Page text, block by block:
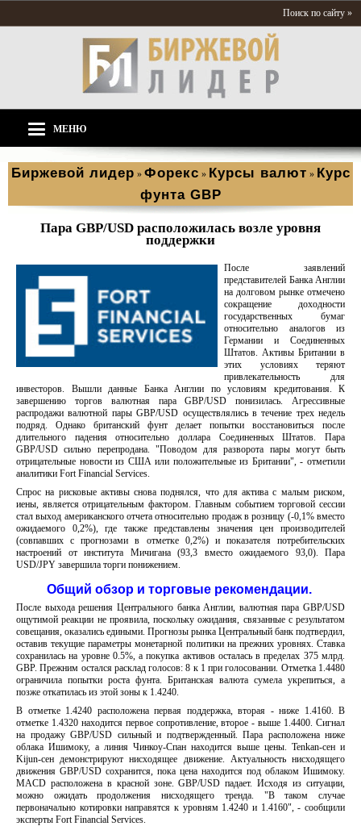
Поиск по сайту »
МЕНЮ
Биржевой лидер » Форекс » Курсы валют » Курс
фунта GBP
Пара GBP/USD расположилась возле уровня
поддержки
После заявлений
представителей Банка Англии
на долговом рынке отмечено
сокращение доходности
государственных бумаг
относительно аналогов из
Германии и Соединенных
Штатов. Активы Британии в
этих условиях теряют
привлекательность для
инвесторов. Вышли данные Банка Англии по условиям кредитования. К
завершению торгов валютная пара GBP/USD понизилась. Агрессивные
распродажи валютной пары GBP/USD осуществлялись в течение трех недель
подряд. Однако британский фунт делает попытки восстановиться после
длительного падения относительно доллара Соединенных Штатов. Пара
GBP/USD сильно перепродана. "Поводом для разворота пары могут быть
отрицательные новости из США или положительные из Британии", - отметили
аналитики Fort Financial Services.
Спрос на рисковые активы снова поднялся, что для актива с малым риском,
иены, является отрицательным фактором. Главным событием торговой сессии
стал выход американского отчета относительно продаж в розницу (-0,1% вместо
ожидаемого 0,2%), где также представлены значения цен производителей
(совпавших с прогнозами в отметке 0,2%) и показателя потребительских
настроений от института Мичигана (93,3 вместо ожидаемого 93,0). Пара
USD/JPY завершила торги понижением.
Общий обзор и торговые рекомендации.
После выхода решения Центрального банка Англии, валютная пара GBP/USD
ощутимой реакции не проявила, поскольку ожидания, связанные с результатом
совещания, оказались едиными. Прогнозы рынка Центральный банк подтвердил,
оставив текущие параметры монетарной политики на прежних уровнях. Ставка
сохранилась на уровне 0.5%, а покупка активов осталась в пределах 375 млрд.
GBP. Прежним остался расклад голосов: 8 к 1 при голосовании. Отметка 1.4480
ограничила попытки роста фунта. Британская валюта сумела укрепиться, а
позже откатилась из этой зоны к 1.4240.
В отметке 1.4240 расположена первая поддержка, вторая - ниже 1.4160. В
отметке 1.4320 находится первое сопротивление, второе - выше 1.4400. Сигнал
на продажу GBP/USD сильный и подтвержденный. Пара расположена ниже
облака Ишимоку, а линия Чинкоу-Спан находится выше цены. Tenkan-сен и
Kijun-сен демонстрируют нисходящее движение. Актуальность нисходящего
движения GBP/USD сохранится, пока цена находится под облаком Ишимоку.
MACD расположена в красной зоне. GBP/USD падает. Исходя из ситуации,
можно ожидать продолжения нисходящего тренда. "В таком случае
первоначально котировки направятся к уровням 1.4240 и 1.4160", - сообщили
эксперты Fort Financial Services.